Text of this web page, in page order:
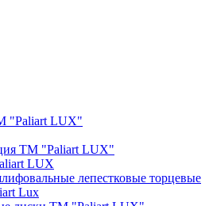
"Paliart LUX"
ТМ "Paliart LUX"
LUX
лепестковые торцевые
Lux